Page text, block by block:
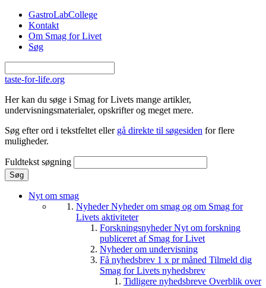
Gå til hovedindhold
GastroLabCollege
Kontakt
Om Smag for Livet
Søg
taste-for-life.org
Her kan du søge i Smag for Livets mange artikler,
undervisningsmaterialer, opskrifter og meget mere.
Søg efter ord i tekstfeltet eller gå direkte til søgesiden for flere
muligheder.
Fuldtekst søgning
Nyt om smag
NyhederNyheder om smag og om Smag for
Livets aktiviteter
ForskningsnyhederNyt om forskning
publiceret af Smag for Livet
Nyheder om undervisning
Få nyhedsbrev 1 x pr måned Tilmeld dig
Smag for Livets nyhedsbrev
Tidligere nyhedsbreve Overblik over